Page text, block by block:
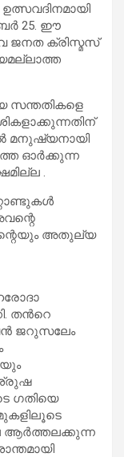
25. ഈ
ജനത ക്രിസ്മസ്
സന്തതികളെ
മനുഷ്യനായി
ഓര്‍ക്കുന്ന
.
അതുല്യ
തൻറെ
ജറുസലേം
ഗതിയെ
മുകളിലൂടെ
ആർത്തലക്കുന്ന